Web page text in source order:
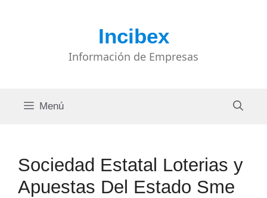
Incibex
Información de Empresas
Menú
Sociedad Estatal Loterias y
Apuestas Del Estado Sme